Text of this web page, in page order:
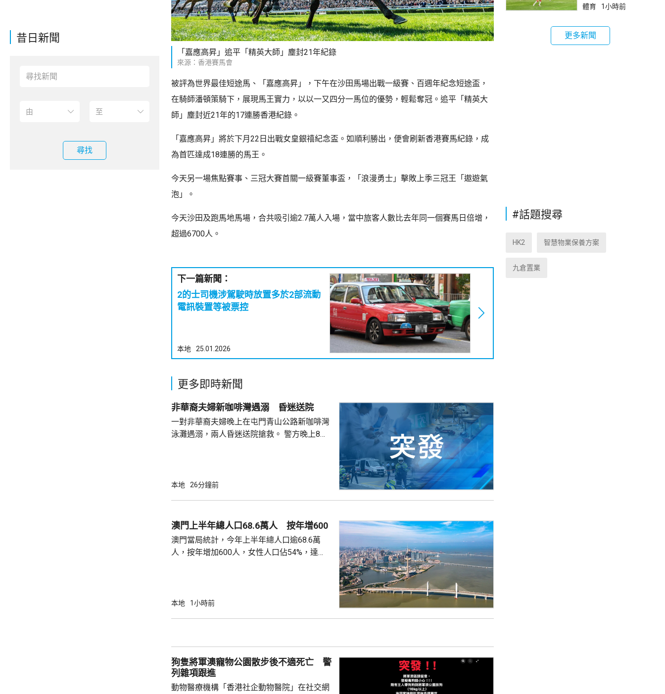
昔日新聞
尋找
「嘉應高昇」追平「精英大師」塵封21年紀錄
來源：香港賽馬會
被評為世界最佳短途馬、「嘉應高昇」，下午在沙田馬場出戰一級賽、百週年紀念短途盃，
在騎師潘頓策騎下，展現馬王實力，以以一又四分一馬位的優勢，輕鬆奪冠。追平「精英大
師」塵封近21年的17連勝香港紀錄。
「嘉應高昇」將於下月22日出戰女皇銀禧紀念盃。如順利勝出，便會刷新香港賽馬紀錄，成
為首匹達成18連勝的馬王。
今天另一場焦點賽事、三冠大賽首關一級賽董事盃，「浪漫勇士」擊敗上季三冠王「遨遊氣
泡」。
今天沙田及跑馬地馬場，合共吸引逾2.7萬人入場，當中旅客人數比去年同一個賽馬日倍增，
超過6700人。
下一篇新聞：
2的士司機涉駕駛時放置多於2部流動
電訊裝置等被票控
本地 25.01.2026
更多即時新聞
非華裔夫婦新咖啡灣遇溺 昏迷送院
一對非華裔夫婦晚上在屯門青山公路新咖啡灣
泳灘遇溺，兩人昏迷送院搶救。 警方晚上8時
本地 26分鐘前
澳門上半年總人口68.6萬人 按年增600
澳門當局統計，今年上半年總人口逾68.6萬
人，按年增加600人，女性人口佔54%，達
方面，上半年從內地持單程證的新來澳人士有
本地 1小時前
狗隻將軍澳寵物公園散步後不適死亡 警
列雜項跟進
動物醫療機構「香港社企動物醫院」在社交網
體育 1小時前
更多新聞
#話題搜尋
HK2 智慧物業保養方案
九倉置業